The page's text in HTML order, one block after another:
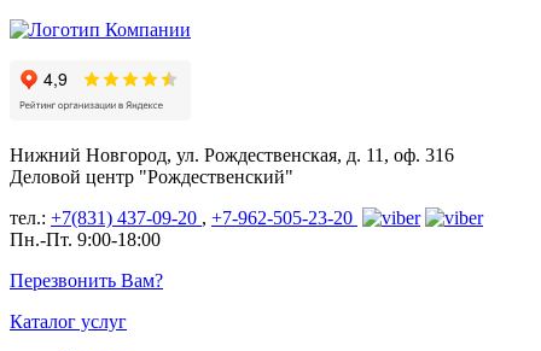
Нижний Новгород, ул. Рождественская, д. 11, оф. 316
Деловой центр "Рождественский"
тел.: +7(831) 437-09-20 , +7-962-505-23-20
Пн.-Пт. 9:00-18:00
Перезвонить Вам?
Каталог услуг